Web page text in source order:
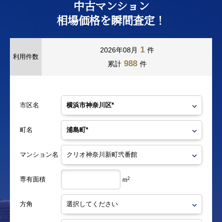
中古マンション
相場価格を瞬間査定！
利用件数
2026年08月 1 件
累計 988 件
市区名
町名
マンション名
専有面積 m2
方角